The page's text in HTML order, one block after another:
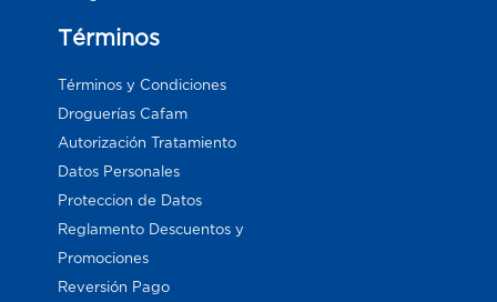
Términos
Términos y Condiciones
Droguerías Cafam
Autorización Tratamiento
Datos Personales
Proteccion de Datos
Reglamento Descuentos y
Promociones
Reversión Pago